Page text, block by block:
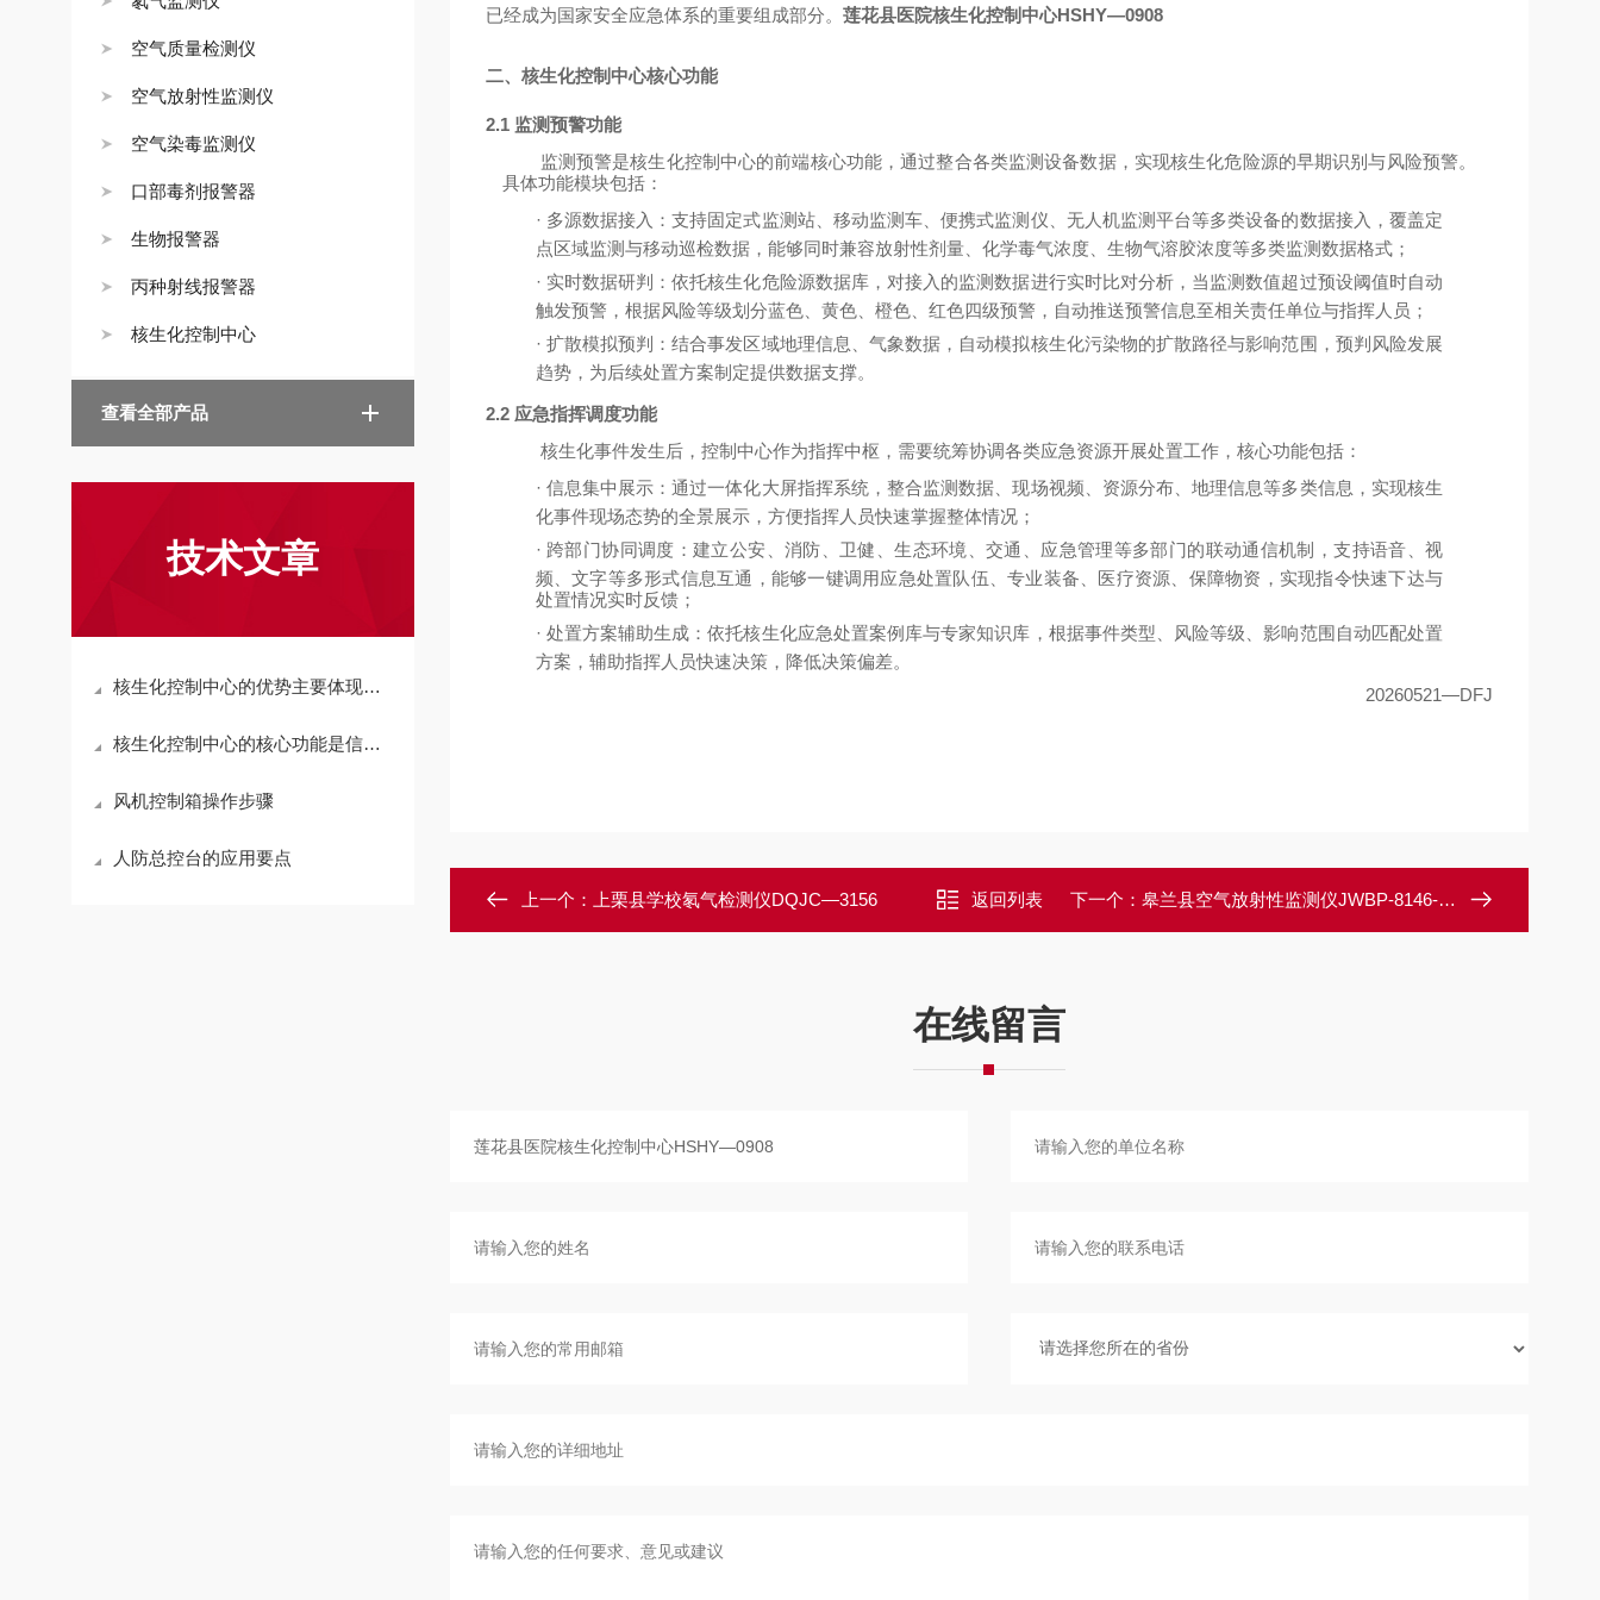
空气质量检测仪
空气放射性监测仪
空气染毒监测仪
口部毒剂报警器
生物报警器
丙种射线报警器
核生化控制中心
查看全部产品
技术文章
核生化控制中心的优势主要体现在三个方面
核生化控制中心的核心功能是信息汇聚
风机控制箱操作步骤
人防总控台的应用要点
已经成为国家安全应急体系的重要组成部分。 莲花县医院核生化控制中心HSHY—0908
二、核生化控制中心核心功能
2.1 监测预警功能
监测预警是核生化控制中心的前端核心功能，通过整合各类监测设备数据，实现核生化危险源的早期识别与风险预警。
具体功能模块包括：
· 多源数据接入：支持固定式监测站、移动监测车、便携式监测仪、无人机监测平台等多类设备的数据接入，覆盖定
点区域监测与移动巡检数据，能够同时兼容放射性剂量、化学毒气浓度、生物气溶胶浓度等多类监测数据格式；
· 实时数据研判：依托核生化危险源数据库，对接入的监测数据进行实时比对分析，当监测数值超过预设阈值时自动
触发预警，根据风险等级划分蓝色、黄色、橙色、红色四级预警，自动推送预警信息至相关责任单位与指挥人员；
· 扩散模拟预判：结合事发区域地理信息、气象数据，自动模拟核生化污染物的扩散路径与影响范围，预判风险发展
趋势，为后续处置方案制定提供数据支撑。
2.2 应急指挥调度功能
核生化事件发生后，控制中心作为指挥中枢，需要统筹协调各类应急资源开展处置工作，核心功能包括：
· 信息集中展示：通过一体化大屏指挥系统，整合监测数据、现场视频、资源分布、地理信息等多类信息，实现核生
化事件现场态势的全景展示，方便指挥人员快速掌握整体情况；
· 跨部门协同调度：建立公安、消防、卫健、生态环境、交通、应急管理等多部门的联动通信机制，支持语音、视
频、文字等多形式信息互通，能够一键调用应急处置队伍、专业装备、医疗资源、保障物资，实现指令快速下达与
处置情况实时反馈；
· 处置方案辅助生成：依托核生化应急处置案例库与专家知识库，根据事件类型、风险等级、影响范围自动匹配处置
方案，辅助指挥人员快速决策，降低决策偏差。
20260521—DFJ
上一个： 上栗县学校氡气检测仪DQJC—3156 返回列表 下一个： 皋兰县空气放射性监测仪JWBP-8146-QH
在线留言